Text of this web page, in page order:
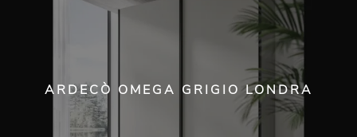
ARDECÒ OMEGA GRIGIO LONDRA